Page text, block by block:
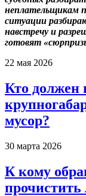
неплательщикам
ситуации
навстречу и
готовят
22 мая 2026
Кто должен
мусор?
30 марта 2026
К кому
прочистить